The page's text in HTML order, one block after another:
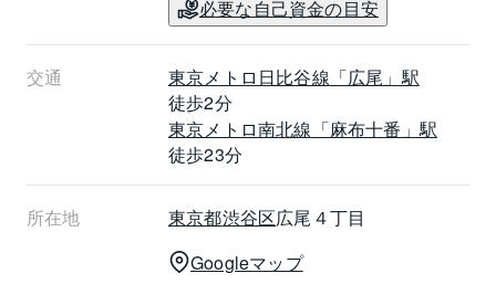
必要な自己資金の目安
交通 東京メトロ日比谷線 「広尾」駅
徒歩2分
東京メトロ南北線 「麻布十番」駅
徒歩23分
所在地 東京都渋谷区広尾４丁目
Googleマップ